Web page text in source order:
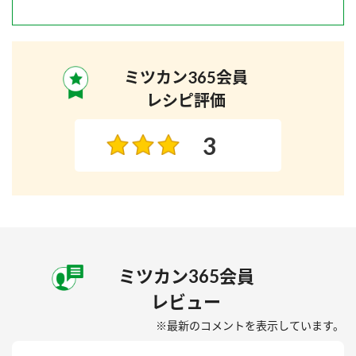
ミツカン365会員
レシピ評価
3
ミツカン365会員
レビュー
※最新のコメントを表示しています。